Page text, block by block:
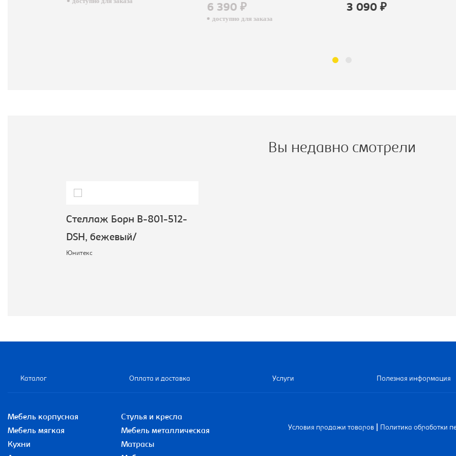
6 390 ₽
доступно для заказа
3 090 ₽
Вы недавно смотрели
Стеллаж Борн B-801-512-
DSH, бежевый/
Юнитекс
Каталог Оплата и доставка Услуги Полезная информация
Мебель корпусная
Стулья и кресла
Мебель мягкая
Мебель металлическая
Кухни
Матрасы
Условия продажи товаров Политика обработки